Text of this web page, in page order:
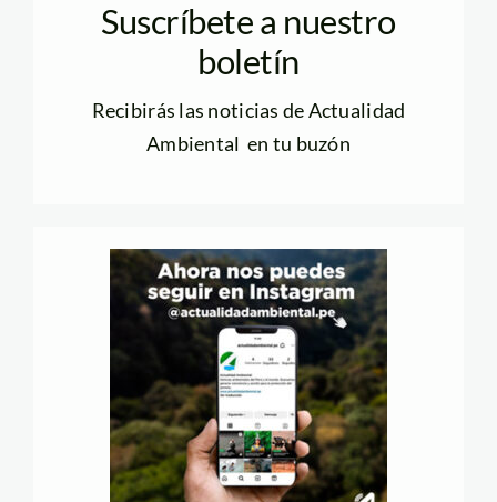
Suscríbete a nuestro
boletín
Recibirás las noticias de Actualidad
Ambiental en tu buzón